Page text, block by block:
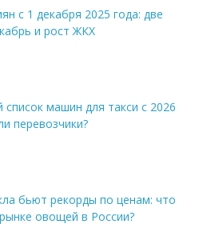
с 1 декабря 2025 года: две
и рост ЖКХ
машин для такси с 2026
перевозчики?
бьют рекорды по ценам: что
овощей в России?